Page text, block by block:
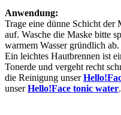
Anwendung:
Trage eine dünne Schicht der
auf. Wasche die Maske bitte
warmem Wasser gründlich ab.
Ein leichtes Hautbrennen ist
Tonerde und vergeht recht
die Reinigung unser
unser Hello!Face tonic water.